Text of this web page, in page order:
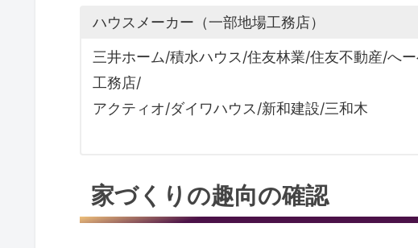
ハウスメーカー（一部地場工務店）
三井ホーム/積水ハウス/住友林業/住友不動産/へ
工務店/
アクティオ/ダイワハウス/新和建設/三和木
家づくりの趣向の確認